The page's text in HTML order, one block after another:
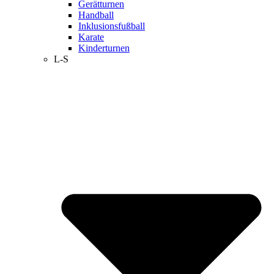
Gerätturnen
Handball
Inklusionsfußball
Karate
Kinderturnen
L-S